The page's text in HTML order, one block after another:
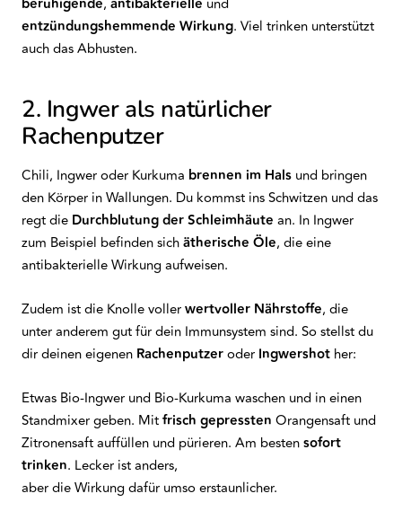
entzündungshemmende Wirkung. Viel trinken unterstützt
auch das Abhusten.
2. Ingwer als natürlicher
Rachenputzer
Chili, Ingwer oder Kurkuma brennen im Hals und bringen
den Körper in Wallungen. Du kommst ins Schwitzen und das
regt die DurchblutungderSchleimhäute an. In Ingwer
zum Beispiel befinden sichätherische Öle, die eine
antibakterielle Wirkung aufweisen.
Zudem ist die Knolle vollerwertvoller Nährstoffe, die
unter anderem gut für dein Immunsystem sind. So stellst du
dir deinen eigenen Rachenputzeroder Ingwershot her:
Etwas Bio-Ingwer und Bio-Kurkuma waschen und in einen
Standmixer geben. Mitfrisch gepressten Orangensaft und
Zitronensaft auffüllen und pürieren. Am bestensofort
trinken. Lecker ist anders,
aber die Wirkung dafür umso erstaunlicher.